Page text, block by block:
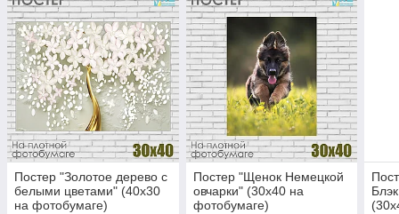
Постер "Золотое дерево с
белыми цветами" (40х30
на фотобумаге)
Постер "Щенок Немецкой
овчарки" (30х40 на
фотобумаге)